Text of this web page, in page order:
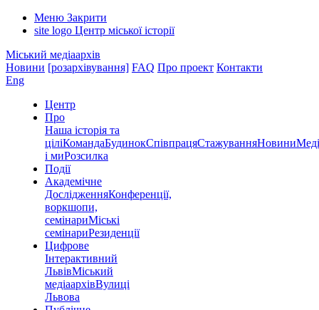
Меню Закрити
site logo Центр міської історії
Міський медіаархів
Новини [розархівування] FAQ Про проект Контакти
Eng
Центр
Про
Наша історія та
ціліКомандаБудинокСпівпрацяСтажуванняНовини
і миРозсилка
Події
Академічне
ДослідженняКонференції,
воркшопи,
семінариМіські
семінариРезиденції
Цифрове
Інтерактивний
ЛьвівМіський
медіаархівВулиці
Львова